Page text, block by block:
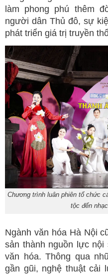
làm phong phú thêm
người dân Thủ đô, sự
phát triển giá trị truyền
Chương trình luân phiên tổ chức
tộc đến
Ngành văn hóa Hà Nội
sản thành nguồn lực nội
văn hóa. Thông qua
gần gũi, nghệ thuật cải